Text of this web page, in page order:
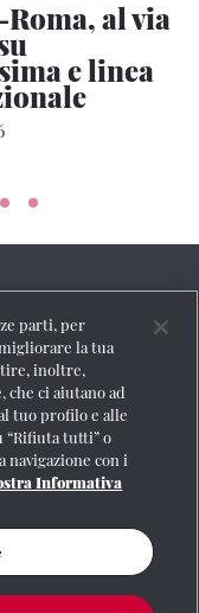
al via
e linea
parti, per
la tua
inoltre,
che ci aiutano ad
tuo profilo e alle
“Rifiuta tutti” o
con i
Informativa